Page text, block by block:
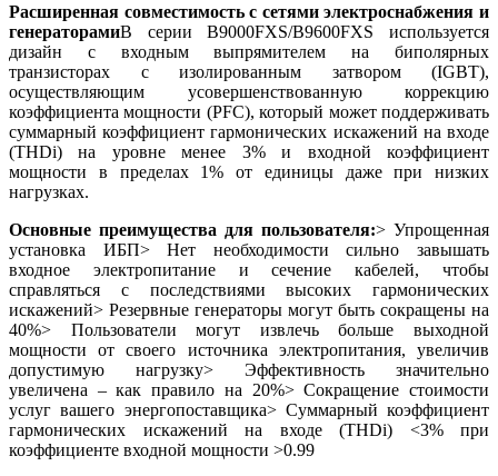
Расширенная совместимость с сетями электроснабжения и
генераторамиВ серии B9000FXS/B9600FXS используется
дизайн с входным выпрямителем на биполярных
транзисторах с изолированным затвором (IGBT),
осуществляющим усовершенствованную коррекцию
коэффициента мощности (PFC), который может поддерживать
суммарный коэффициент гармонических искажений на входе
(THDi) на уровне менее 3% и входной коэффициент
мощности в пределах 1% от единицы даже при низких
нагрузках.
Основные преимущества для пользователя:> Упрощенная
установка ИБП> Нет необходимости сильно завышать
входное электропитание и сечение кабелей, чтобы
справляться с последствиями высоких гармонических
искажений> Резервные генераторы могут быть сокращены на
40%> Пользователи могут извлечь больше выходной
мощности от своего источника электропитания, увеличив
допустимую нагрузку> Эффективность значительно
увеличена – как правило на 20%> Сокращение стоимости
услуг вашего энергопоставщика> Суммарный коэффициент
гармонических искажений на входе (THDi) <3% при
коэффициенте входной мощности >0.99